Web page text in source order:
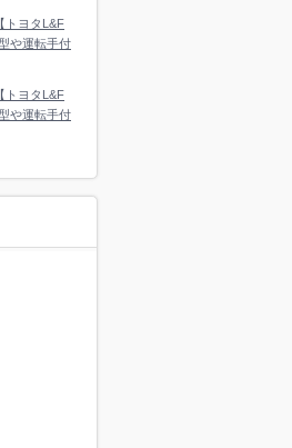
トヨタL&F
や運転手付
トヨタL&F
や運転手付